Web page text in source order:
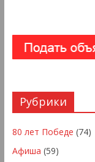
Рубрики
80 лет Победе (74)
Афиша (59)